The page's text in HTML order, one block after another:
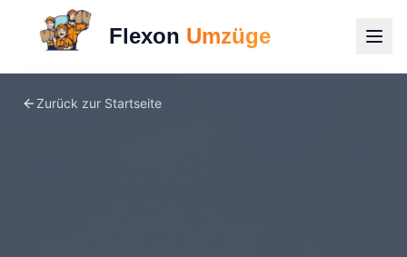
Flexon Umzüge
Zurück zur Startseite